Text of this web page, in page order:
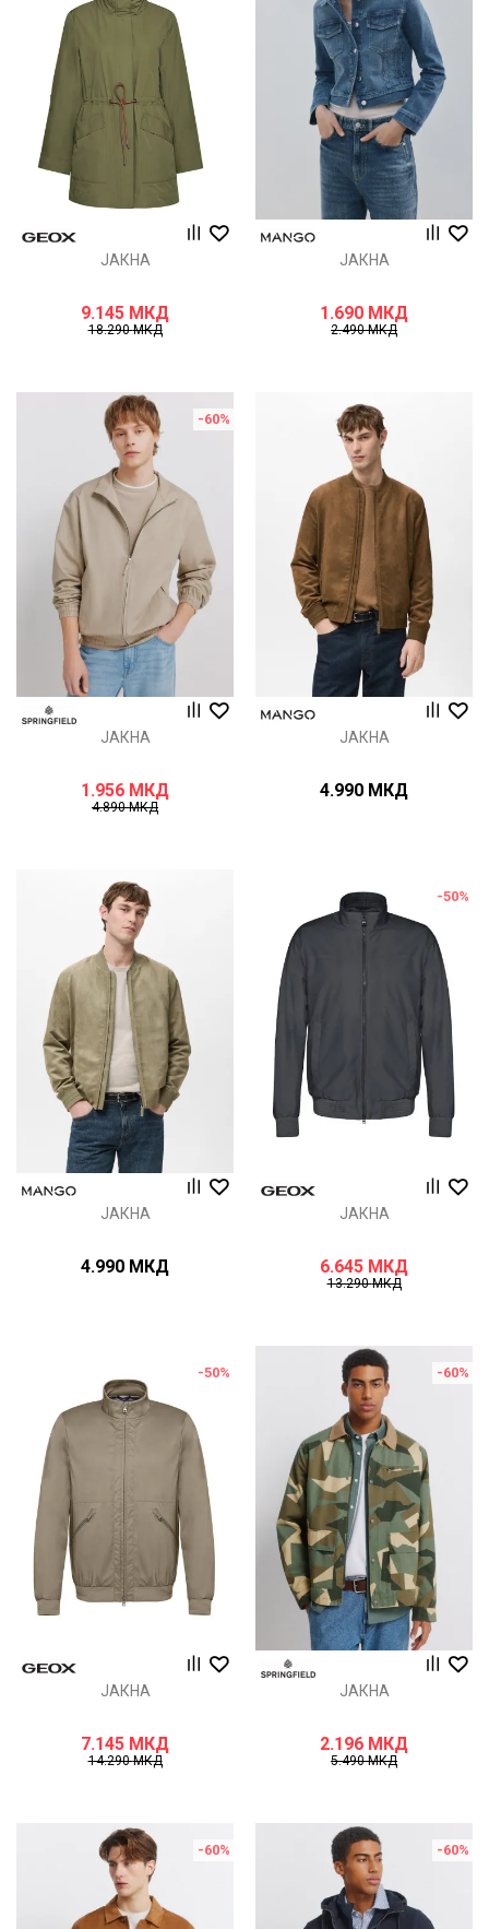
ЈАКНА
9.145 МКД
18.290МКД
ЈАКНА
1.690 МКД
2.490МКД
-60%
ЈАКНА
1.956 МКД
4.890МКД
ЈАКНА
4.990 МКД
ЈАКНА
4.990 МКД
-50%
ЈАКНА
6.645 МКД
13.290МКД
-50%
ЈАКНА
7.145 МКД
14.290МКД
-60%
ЈАКНА
2.196 МКД
5.490МКД
-60% -60%